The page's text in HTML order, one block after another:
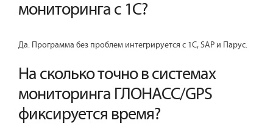
мониторинга с 1С?
Да. Программа без проблем интегрируется с 1С, SAP и Парус.
На сколько точно в системах
мониторинга ГЛОНАСС/GPS
фиксируется время?